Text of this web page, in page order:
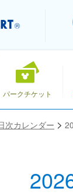
パークチケット
次カレンダー
お気に入り